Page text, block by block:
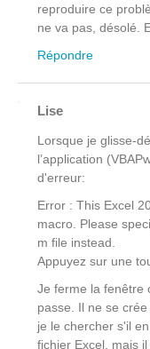
reproduire ce
ne va pas, désolé.
Répondre
Lise
Lorsque je glisse-
l’application
d'erreur:
Error : This Excel
macro. Please
m file instead.
Appuyez sur une
Je ferme la fenêtre
passe. Il ne se
je le chercher s'il
fichier Excel, mais